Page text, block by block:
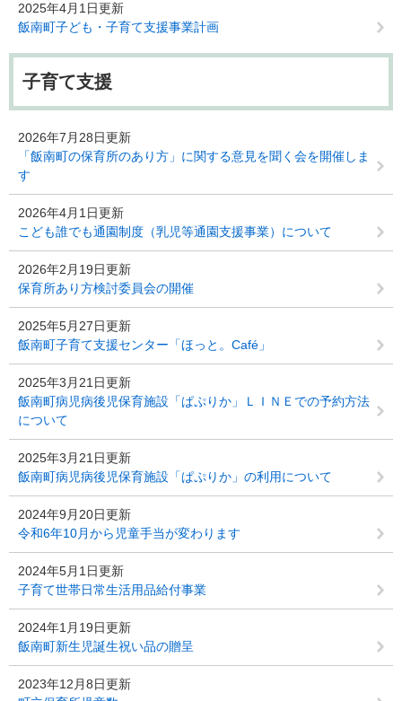
2025年4月1日更新
飯南町子ども・子育て支援事業計画
子育て支援
2026年7月28日更新
「飯南町の保育所のあり方」に関する意見を聞く会を開催しま
す
2026年4月1日更新
こども誰でも通園制度（乳児等通園支援事業）について
2026年2月19日更新
保育所あり方検討委員会の開催
2025年5月27日更新
飯南町子育て支援センター「ほっと。Café」
2025年3月21日更新
飯南町病児病後児保育施設「ぱぷりか」ＬＩＮＥでの予約方法
について
2025年3月21日更新
飯南町病児病後児保育施設「ぱぷりか」の利用について
2024年9月20日更新
令和6年10月から児童手当が変わります
2024年5月1日更新
子育て世帯日常生活用品給付事業
2024年1月19日更新
飯南町新生児誕生祝い品の贈呈
2023年12月8日更新